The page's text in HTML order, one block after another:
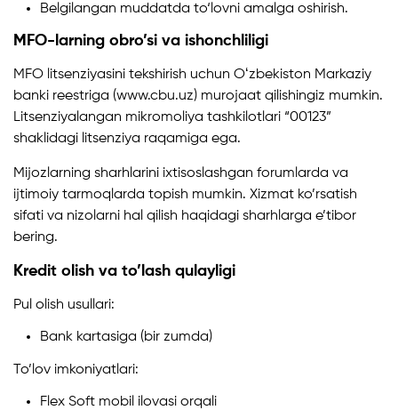
Belgilangan muddatda to‘lovni amalga oshirish.
MFO-larning obro’si va ishonchliligi
MFO litsenziyasini tekshirish uchun Oʻzbekiston Markaziy
banki reestriga (www.cbu.uz) murojaat qilishingiz mumkin.
Litsenziyalangan mikromoliya tashkilotlari “00123”
shaklidagi litsenziya raqamiga ega.
Mijozlarning sharhlarini ixtisoslashgan forumlarda va
ijtimoiy tarmoqlarda topish mumkin. Xizmat ko’rsatish
sifati va nizolarni hal qilish haqidagi sharhlarga e’tibor
bering.
Kredit olish va to’lash qulayligi
Pul olish usullari:
Bank kartasiga (bir zumda)
To’lov imkoniyatlari:
Flex Soft mobil ilovasi orqali